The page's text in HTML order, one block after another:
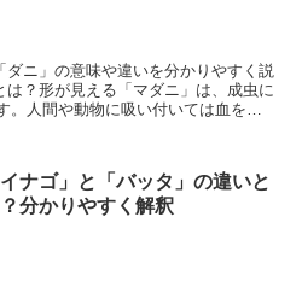
ダニ」の意味や違いを分かりやすく説
？形が見える「マダニ」は、成虫に
。人間や動物に吸い付いては血を吸
イナゴ」と「バッタ」の違いと
分かりやすく解釈